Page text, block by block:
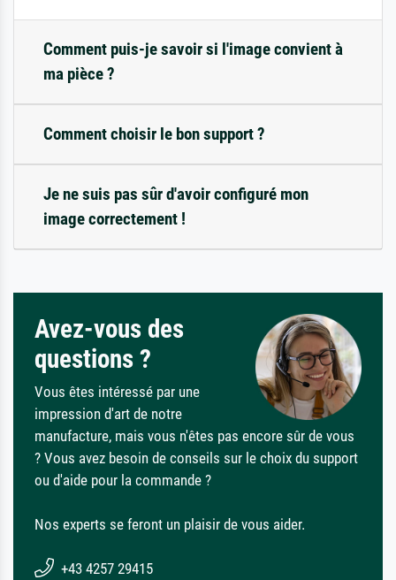
Comment puis-je savoir si l'image convient à
ma pièce ?
Comment choisir le bon support ?
Je ne suis pas sûr d'avoir configuré mon
image correctement !
Avez-vous des
questions ?
Vous êtes intéressé par une
impression d'art de notre
manufacture, mais vous n'êtes pas encore sûr de vous
? Vous avez besoin de conseils sur le choix du support
ou d'aide pour la commande ?
Nos experts se feront un plaisir de vous aider.
+43 4257 29415